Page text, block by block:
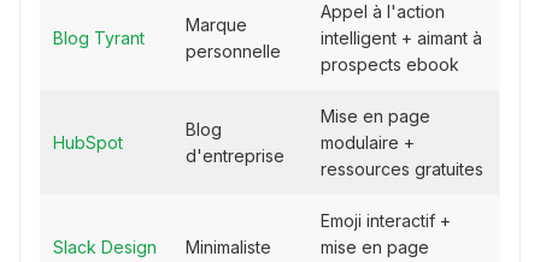
Blog Tyrant
Marque
personnelle
Appel à l'action
intelligent + aimant à
prospects ebook
HubSpot
Blog
d'entreprise
Mise en page
modulaire +
ressources gratuites
Slack Design Minimaliste
Emoji interactif +
mise en page